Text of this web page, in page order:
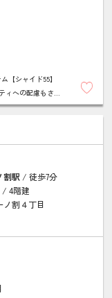
【シャイド55】
への配慮もされ
割駅 / 徒歩7分
/ 4階建
割４丁目